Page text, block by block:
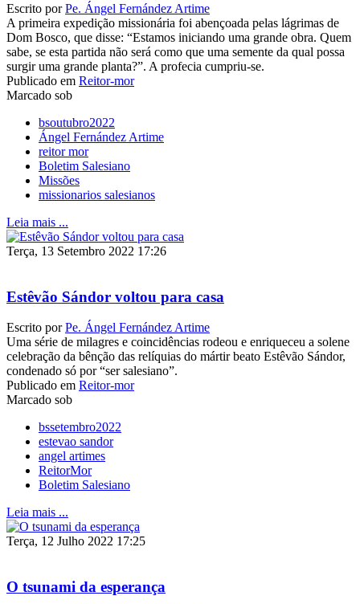
Escrito porPe. Ángel Fernández Artime
A primeira expedição missionária foi abençoada pelas lágrimas de
Dom Bosco, que disse: “Estamos iniciando uma grande obra. Quem
sabe, se esta partida não será como que uma semente da qual possa
surgir uma grande planta?”. A profecia cumpriu-se.
Publicado em Reitor-mor
Marcado sob
bsoutubro2022
Ángel Fernández Artime
reitor mor
Boletim Salesiano
Missões
missionarios salesianos
Leia mais ...
Terça, 13 Setembro 2022 17:26
Estêvão Sándor voltou para casa
Escrito porPe. Ángel Fernández Artime
Uma série de milagres e coincidências rodeou e enriqueceu a solene
celebração da bênção das relíquias do mártir beato Estêvão Sándor,
condenado só por “ser salesiano”.
Publicado em Reitor-mor
Marcado sob
bssetembro2022
estevao sandor
angel artimes
ReitorMor
Boletim Salesiano
Leia mais ...
Terça, 12 Julho 2022 17:25
O tsunami da esperança